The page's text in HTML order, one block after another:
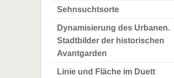
Sehnsuchtsorte
Dynamisierung des Urbanen.
Stadtbilder der historischen
Avantgarden
Linie und Fläche im Duett